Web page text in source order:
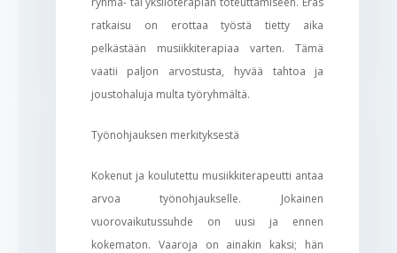
ratkaisu on erottaa työstä tietty aika
pelkästään musiikkiterapiaa varten. Tämä
vaatii paljon arvostusta, hyvää tahtoa ja
joustohaluja multa työryhmältä.
Työnohjauksen merkityksestä
Kokenut ja koulutettu musiikkiterapeutti antaa
arvoa työnohjaukselle. Jokainen
vuorovaikutussuhde on uusi ja ennen
kokematon. Vaaroja on ainakin kaksi; hän